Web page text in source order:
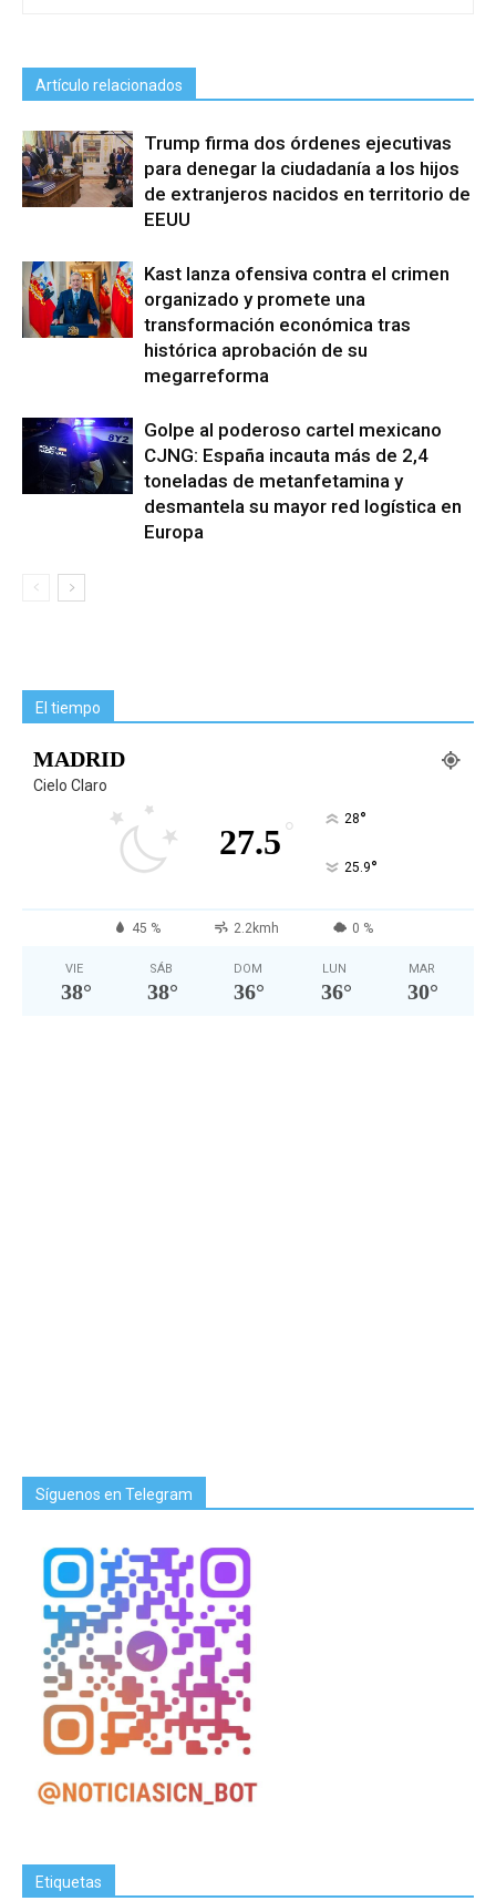
Artículo relacionados
Trump firma dos órdenes ejecutivas
para denegar la ciudadanía a los hijos
de extranjeros nacidos en territorio de
EEUU
Kast lanza ofensiva contra el crimen
organizado y promete una
transformación económica tras
histórica aprobación de su
megarreforma
Golpe al poderoso cartel mexicano
CJNG: España incauta más de 2,4
toneladas de metanfetamina y
desmantela su mayor red logística en
Europa
El tiempo
MADRID
Cielo Claro
27.5 ° 28°
25.9°
45 % 2.2kmh 0 %
VIE
38°
SÁB
38°
DOM
36°
LUN
36°
MAR
30°
Síguenos en Telegram
Etiquetas